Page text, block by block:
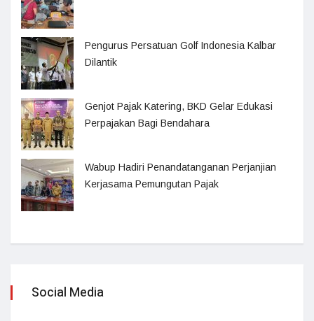
Pengurus Persatuan Golf Indonesia Kalbar
Dilantik
Genjot Pajak Katering, BKD Gelar Edukasi
Perpajakan Bagi Bendahara
Wabup Hadiri Penandatanganan Perjanjian
Kerjasama Pemungutan Pajak
Social Media